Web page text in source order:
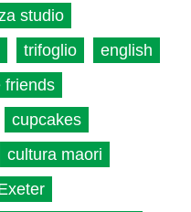
studio
trifoglio
english
friends
cupcakes
cultura maori